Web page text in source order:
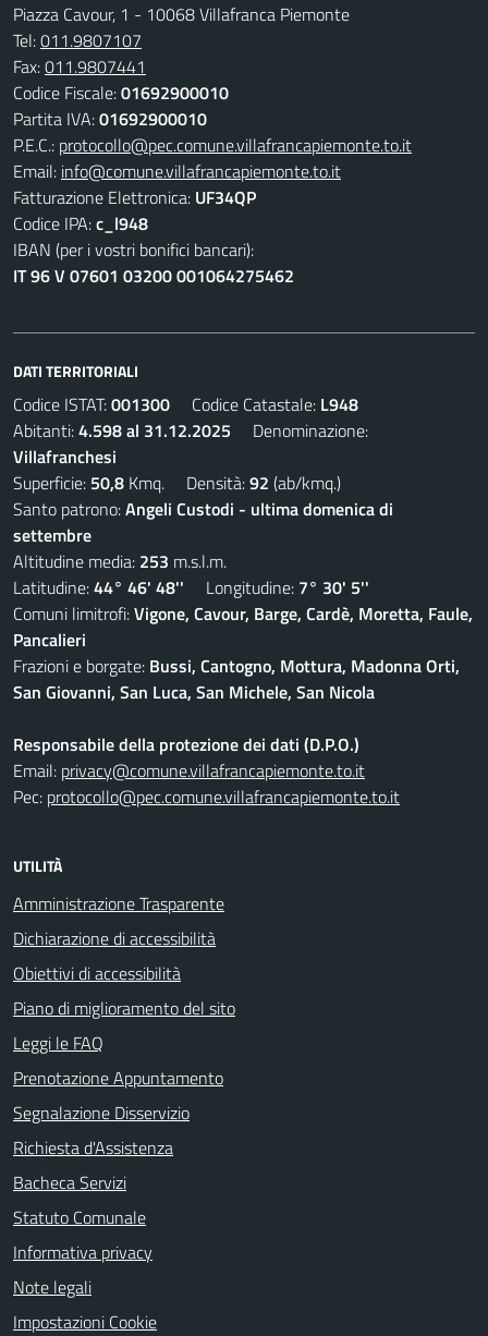
Piazza Cavour, 1 - 10068 Villafranca Piemonte
Tel:011.9807107
Fax:011.9807441
Codice Fiscale:01692900010
Partita IVA:01692900010
P.E.C.: protocollo@pec.comune.villafrancapiemonte.to.it
Email: info@comune.villafrancapiemonte.to.it
Fatturazione Elettronica: UF34QP
Codice IPA:c_l948
IBAN (per i vostri bonifici bancari):
IT 96 V 07601 03200 001064275462
DATI TERRITORIALI
Codice ISTAT:001300 Codice Catastale: L948
Abitanti:4.598 al 31.12.2025 Denominazione:
Villafranchesi
Superficie: 50,8 Kmq. Densità:92 (ab/kmq.)
Santo patrono:Angeli Custodi - ultima domenica di
settembre
Altitudine media: 253 m.s.l.m.
Latitudine:44° 46' 48'' Longitudine: 7° 30' 5''
Comuni limitrofi:Vigone, Cavour, Barge, Cardè, Moretta, Faule,
Pancalieri
Frazioni e borgate: Bussi, Cantogno, Mottura, Madonna Orti,
San Giovanni, San Luca, San Michele, San Nicola
Responsabile della protezione dei dati (D.P.O.)
Email: privacy@comune.villafrancapiemonte.to.it
Pec: protocollo@pec.comune.villafrancapiemonte.to.it
UTILITÀ
Amministrazione Trasparente
Dichiarazione di accessibilità
Obiettivi di accessibilità
Piano di miglioramento del sito
Leggi le FAQ
Prenotazione Appuntamento
Segnalazione Disservizio
Richiesta d'Assistenza
Bacheca Servizi
Statuto Comunale
Informativa privacy
Note legali
Impostazioni Cookie